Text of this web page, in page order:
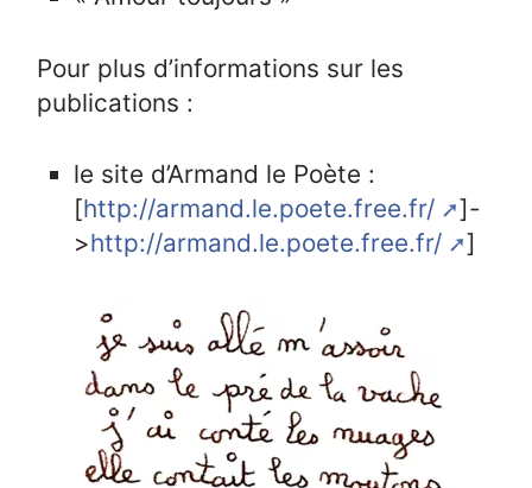
Pour plus d’informations sur les
publications :
le site d’Armand le Poète :
[http://armand.le.poete.free.fr/
]-
>http://armand.le.poete.free.fr/ ]